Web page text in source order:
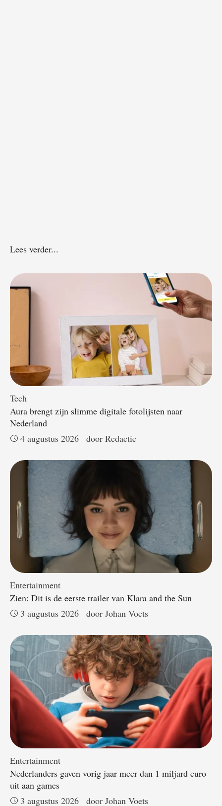
Lees verder...
Tech
Aura brengt zijn slimme digitale fotolijsten naar
Nederland
4 augustus 2026
door Redactie
Entertainment
Zien: Dit is de eerste trailer van Klara and the Sun
3 augustus 2026
door Johan Voets
Entertainment
Nederlanders gaven vorig jaar meer dan 1 miljard euro
uit aan games
3 augustus 2026
door Johan Voets